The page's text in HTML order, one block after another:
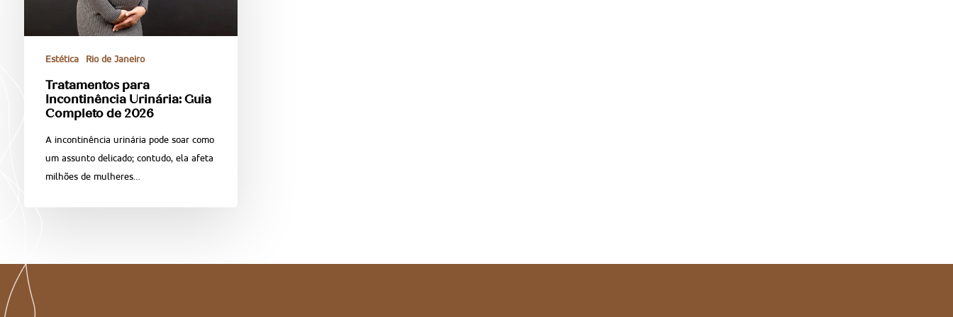
Estética Rio de Janeiro
Tratamentos para
Incontinência Urinária: Guia
Completo de 2026
A incontinência urinária pode soar como
um assunto delicado; contudo, ela afeta
milhões de mulheres…